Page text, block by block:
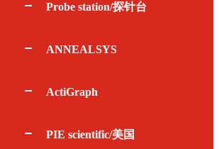
Probe station/探针台
ANNEALSYS
ActiGraph
PIE scientific/美国